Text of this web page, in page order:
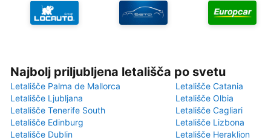
Najbolj priljubljena letališča po svetu
Letališče Palma de Mallorca
Letališče Catania
Letališče Ljubljana
Letališče Olbia
Letališče Tenerife South
Letališče Cagliari
Letališče Edinburg
Letališče Lizbona
Letališče Dublin
Letališče Heraklion